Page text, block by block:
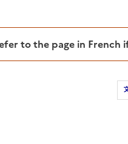
to the page in French